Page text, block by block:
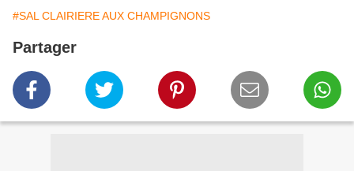
#SAL CLAIRIERE AUX CHAMPIGNONS
Partager